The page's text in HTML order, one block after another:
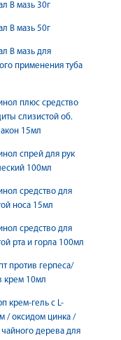
В мазь 30г
В мазь 50г
В мазь для
применения туба
плюс средство
слизистой об.
15мл
спрей для рук
100мл
средство для
носа 15мл
средство для
рта и горла 100мл
против герпеса/
крем 10мл
крем-гель с L-
/ оксидом цинка /
дерева для